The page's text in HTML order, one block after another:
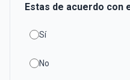
Estas de acuerdo con
Sí
No